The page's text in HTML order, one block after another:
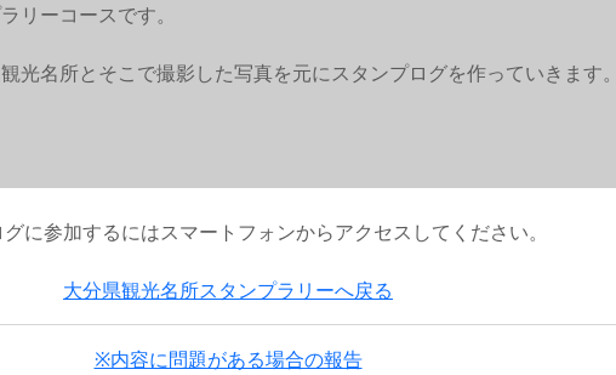
リーコースです。
光名所とそこで撮影した写真を元にスタンプログを作っていきます
に参加するにはスマートフォンからアクセスしてください。
大分県観光名所スタンプラリーへ戻る
※内容に問題がある場合の報告